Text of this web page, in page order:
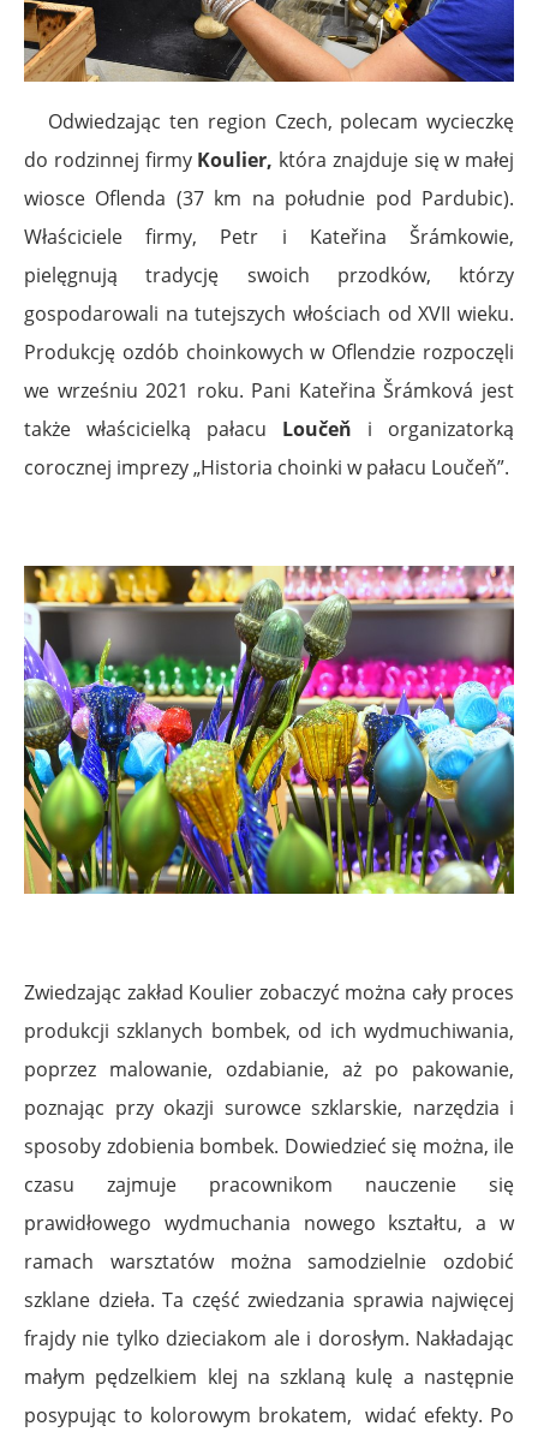
Odwiedzając ten region Czech, polecam wycieczkę
do rodzinnej firmy Koulier, która znajduje się w małej
wiosce Oflenda (37 km na południe pod Pardubic).
Właściciele firmy, Petr i Kateřina Šrámkowie,
pielęgnują tradycję swoich przodków, którzy
gospodarowali na tutejszych włościach od XVII wieku.
Produkcję ozdób choinkowych w Oflendzie rozpoczęli
we wrześniu 2021 roku. Pani Kateřina Šrámková jest
także właścicielką pałacu Loučeň i organizatorką
corocznej imprezy „Historia choinki w pałacu Loučeň”.
Zwiedzając zakład Koulier zobaczyć można cały proces
produkcji szklanych bombek, od ich wydmuchiwania,
poprzez malowanie, ozdabianie, aż po pakowanie,
poznając przy okazji surowce szklarskie, narzędzia i
sposoby zdobienia bombek. Dowiedzieć się można, ile
czasu zajmuje pracownikom nauczenie się
prawidłowego wydmuchania nowego kształtu, a w
ramach warsztatów można samodzielnie ozdobić
szklane dzieła. Ta część zwiedzania sprawia najwięcej
frajdy nie tylko dzieciakom ale i dorosłym. Nakładając
małym pędzelkiem klej na szklaną kulę a następnie
posypując to kolorowym brokatem, widać efekty. Po